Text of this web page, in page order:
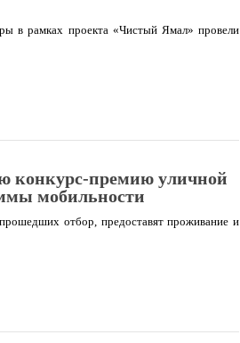
в рамках проекта «Чистый Ямал» провели
конкурс-премию уличной
мобильности
отбор, предоставят проживание и